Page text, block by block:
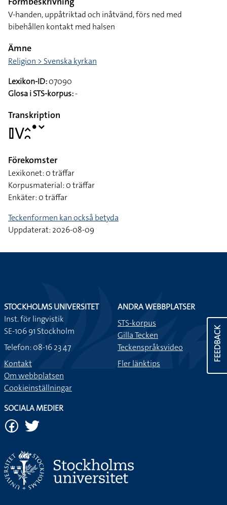
V-handen, uppåtriktad och inåtvänd, förs ned med
bibehållen kontakt med halsen
Ämne
Religion > Svenska kyrkan
Lexikon-ID:07090
Glosa i STS-korpus:-
Transkription
􌤞􌤭􌤵􌥘􌤟􌥧
Förekomster
Lexikonet: 0 träffar
Korpusmaterial: 0 träffar
Enkäter: 0 träffar
Teckenformen kan också betyda
Uppdaterat: 2026-08-09
FEEDBACK
STOCKHOLMS UNIVERSITET
Inst. för lingvistik
SE-106 91 Stockholm
Telefon: 08-16 23 47
Kontakt
Om webbplatsen
Cookieinställningar
ANDRA WEBBPLATSER
STS-korpus
Gilla Tecken
Teckenspråksvideo
Fler länktips
SOCIALA MEDIER